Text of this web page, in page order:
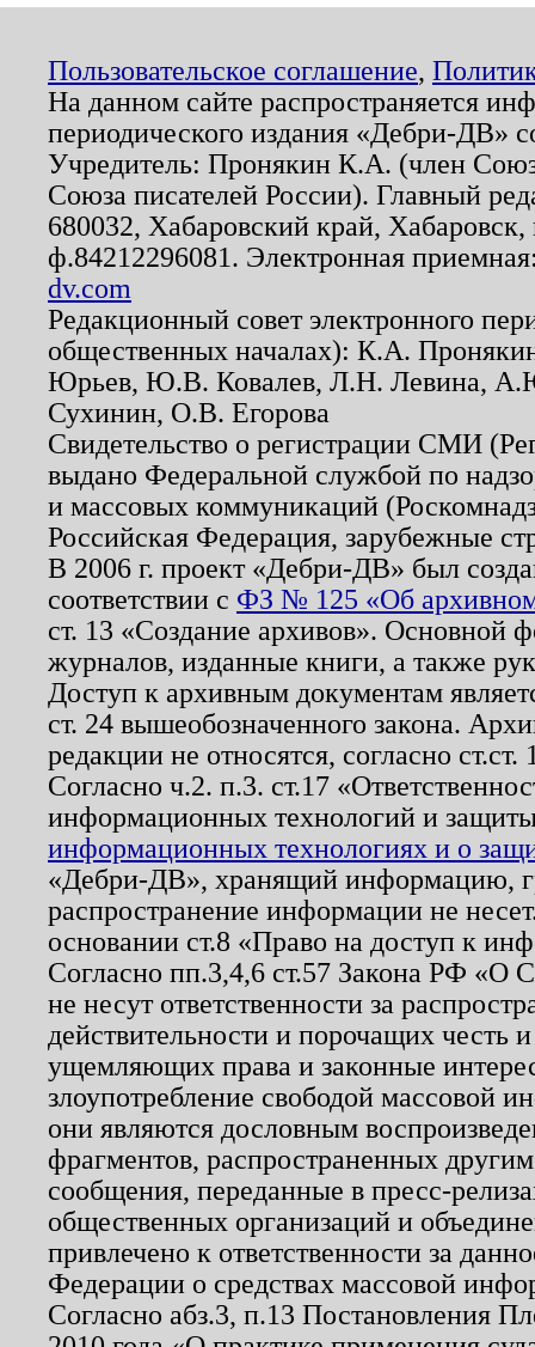
Пользовательское соглашение,
На данном сайте распространяется
периодического издания «Дебри-ДВ»
Учредитель: Пронякин К.А. (член
Союза писателей России). Главный
680032, Хабаровский край,
ф.84212296081. Электронная
dv.com
Редакционный совет электронного
общественных началах): К.А.
Юрьев, Ю.В. Ковалев, Л.Н. Левина,
Сухинин, О.В. Егорова
Свидетельство о регистрации СМИ
выдано Федеральной службой по
и массовых коммуникаций
Российская Федерация, зарубежные
В 2006 г. проект «Дебри-ДВ» был
соответствии с ФЗ № 125 «Об
ст. 13 «Создание архивов». Основной
журналов, изданные книги, а также
Доступ к архивным документам
ст. 24 вышеобозначенного закона.
редакции не относятся, согласно
Согласно ч.2. п.3. ст.17
информационных технологий и
информационных технологиях и о
«Дебри-ДВ», хранящий информацию,
распространение информации не
основании ст.8 «Право на доступ к
Согласно пп.3,4,6 ст.57 Закона РФ «О
не несут ответственности за
действительности и порочащих честь
ущемляющих права и законные
злоупотребление свободой массовой
они являются дословным
фрагментов, распространенных
сообщения, переданные в пресс-
общественных организаций и
привлечено к ответственности за
Федерации о средствах массовой
Согласно абз.3, п.13 Постановления